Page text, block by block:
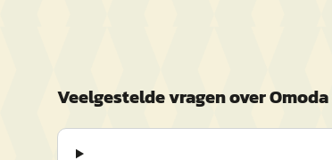
Veelgestelde vragen overOmoda